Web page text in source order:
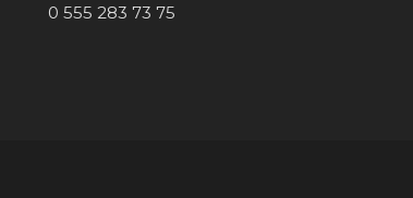
0 555 283 73 75